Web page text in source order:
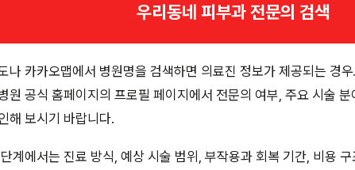
우리동네 피부과 전문의 검색
나 카카오맵에서 병원명을 검색하면 의료진 정보가 제공되는 경우
원 공식 홈페이지의 프로필 페이지에서 전문의 여부, 주요 시술
해 보시기 바랍니다.
계에서는 진료 방식, 예상 시술 범위, 부작용과 회복 기간, 비용